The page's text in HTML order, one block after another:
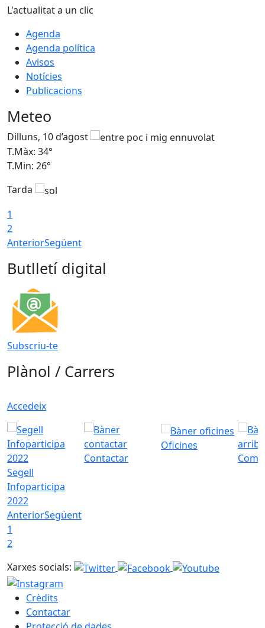
L'actualitat a un clic
Agenda
Agenda política
Avisos
Notícies
Publicacions
Meteo
Dilluns, 10 d’agost
T.Màx: 34°
T.Min: 26°
Tarda
1
2
AnteriorSegüent
Butlletí digital
Subscriu-te
Plànol / Carrers
Accedeix
Segell
Infoparticipa
2022
Contactar
Oficines
Com
AnteriorSegüent
1
2
Xarxes socials:
Crèdits
Contactar